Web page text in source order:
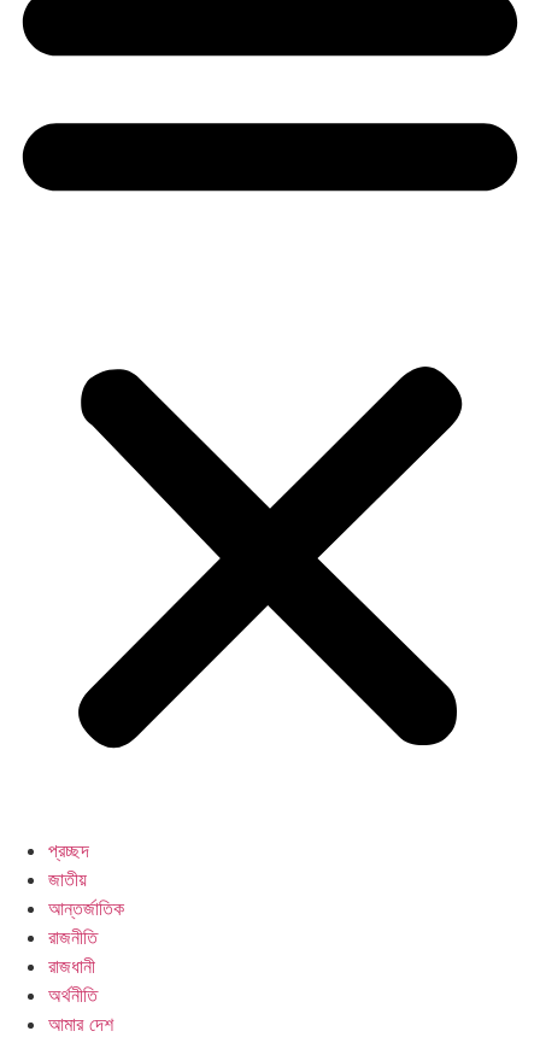
প্রচ্ছদ
জাতীয়
আন্তর্জাতিক
রাজনীতি
রাজধানী
অর্থনীতি
আমার দেশ